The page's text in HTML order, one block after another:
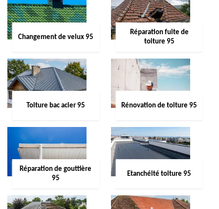
Changement de velux 95
Réparation fuite de
toiture 95
Toiture bac acier 95 Rénovation de toiture 95
Réparation de gouttière
95
Etanchéité toiture 95